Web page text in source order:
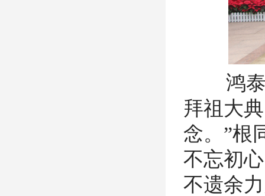
鸿泰物
拜祖大
念。”根
不忘初
不遗余